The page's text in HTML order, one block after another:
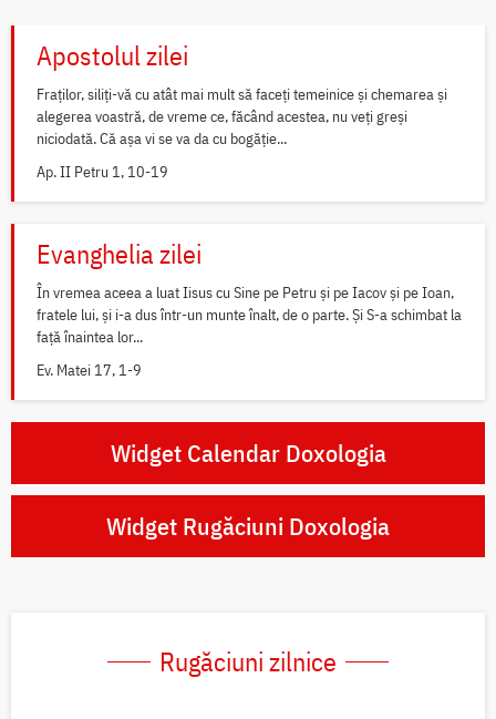
Apostolul zilei
Fraților, siliți-vă cu atât mai mult să faceți temeinice și chemarea și
alegerea voastră, de vreme ce, făcând acestea, nu veți greși
niciodată. Că așa vi se va da cu bogăție...
Ap. II Petru 1, 10-19
Evanghelia zilei
În vremea aceea a luat Iisus cu Sine pe Petru și pe Iacov și pe Ioan,
fratele lui, și i-a dus într-un munte înalt, de o parte. Și S-a schimbat la
față înaintea lor...
Ev. Matei 17, 1-9
Widget Calendar Doxologia
Widget Rugăciuni Doxologia
Rugăciuni zilnice